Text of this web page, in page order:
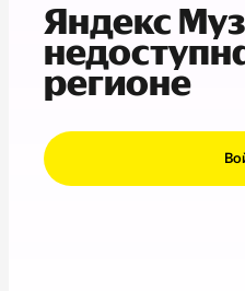
Яндекс
регионе